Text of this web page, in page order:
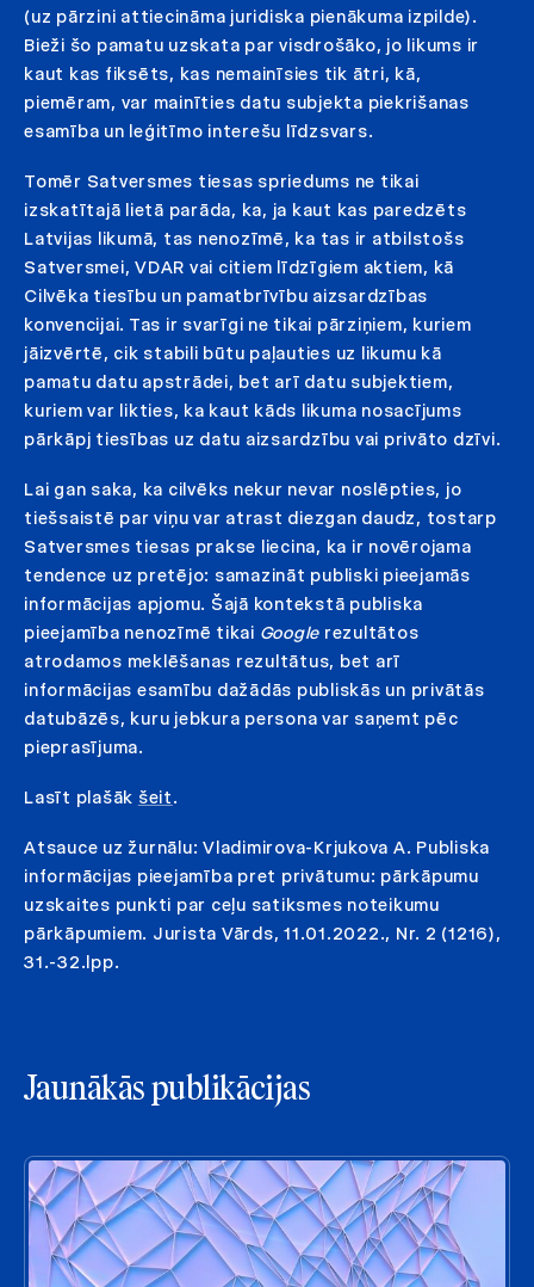
(uz pārzini attiecināma juridiska pienākuma izpilde).
Bieži šo pamatu uzskata par visdrošāko, jo likums ir
kaut kas fiksēts, kas nemainīsies tik ātri, kā,
piemēram, var mainīties datu subjekta piekrišanas
esamība un leģitīmo interešu līdzsvars.
Tomēr Satversmes tiesas spriedums ne tikai
izskatītajā lietā parāda, ka, ja kaut kas paredzēts
Latvijas likumā, tas nenozīmē, ka tas ir atbilstošs
Satversmei, VDAR vai citiem līdzīgiem aktiem, kā
Cilvēka tiesību un pamatbrīvību aizsardzības
konvencijai. Tas ir svarīgi ne tikai pārziņiem, kuriem
jāizvērtē, cik stabili būtu paļauties uz likumu kā
pamatu datu apstrādei, bet arī datu subjektiem,
kuriem var likties, ka kaut kāds likuma nosacījums
pārkāpj tiesības uz datu aizsardzību vai privāto dzīvi.
Lai gan saka, ka cilvēks nekur nevar noslēpties, jo
tiešsaistē par viņu var atrast diezgan daudz, tostarp
Satversmes tiesas prakse liecina, ka ir novērojama
tendence uz pretējo: samazināt publiski pieejamās
informācijas apjomu. Šajā kontekstā publiska
pieejamība nenozīmē tikai Google rezultātos
atrodamos meklēšanas rezultātus, bet arī
informācijas esamību dažādās publiskās un privātās
datubāzēs, kuru jebkura persona var saņemt pēc
pieprasījuma.
Lasīt plašāk šeit.
Atsauce uz žurnālu: Vladimirova-Krjukova A. Publiska
informācijas pieejamība pret privātumu: pārkāpumu
uzskaites punkti par ceļu satiksmes noteikumu
pārkāpumiem. Jurista Vārds, 11.01.2022., Nr. 2 (1216),
31.-32.lpp.
Jaunākās publikācijas